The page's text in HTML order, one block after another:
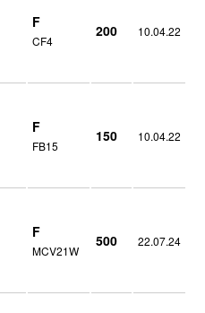
F
CF4
200 10.04.22
F
FB15
150 10.04.22
F
MCV21W
500 22.07.24